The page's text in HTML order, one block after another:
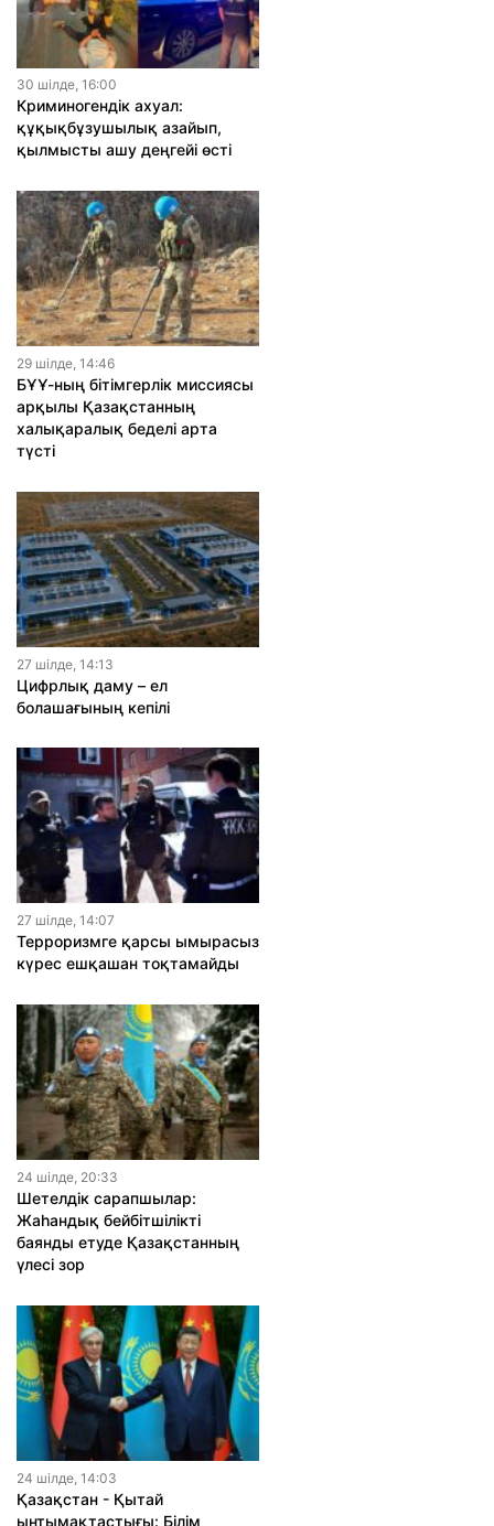
30 шiлде, 16:00
Криминогендік ахуал:
құқықбұзушылық азайып,
қылмысты ашу деңгейі өсті
29 шiлде, 14:46
БҰҰ-ның бітімгерлік миссиясы
арқылы Қазақстанның
халықаралық беделі арта
түсті
27 шiлде, 14:13
Цифрлық даму – ел
болашағының кепілі
27 шiлде, 14:07
Терроризмге қарсы ымырасыз
күрес ешқашан тоқтамайды
24 шiлде, 20:33
Шетелдік сарапшылар:
Жаһандық бейбітшілікті
баянды етуде Қазақстанның
үлесі зор
24 шiлде, 14:03
Қазақстан - Қытай
ынтымақтастығы: Білім